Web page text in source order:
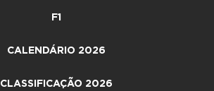
F1
CALENDÁRIO 2026
CLASSIFICAÇÃO 2026